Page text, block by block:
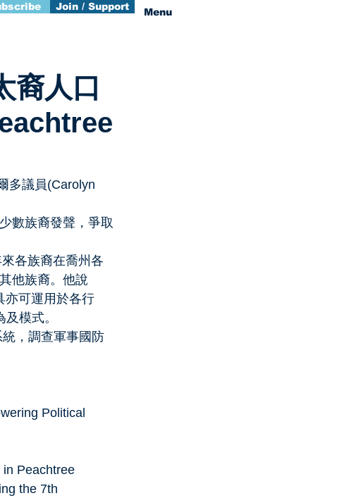
Join / Support Menu
裔人口
多議員(Carolyn
數族裔發聲，爭取
各族裔在喬州各
他族裔。他說
亦可運用於各行
模式。
，調查軍事國防
Political
in Peachtree
the 7th